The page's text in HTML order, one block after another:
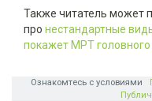
Также читатель может
про нестандартные
покажет МРТ головного
Ознакомтесь с условиями